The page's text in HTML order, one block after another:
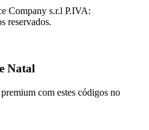
Company s.r.l P.IVA:
reservados.
Natal
com estes códigos no